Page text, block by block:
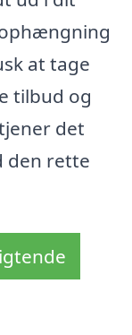
at tage
tilbud og
det
den rette